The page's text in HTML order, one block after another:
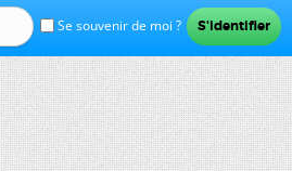
Se souvenir de moi ?